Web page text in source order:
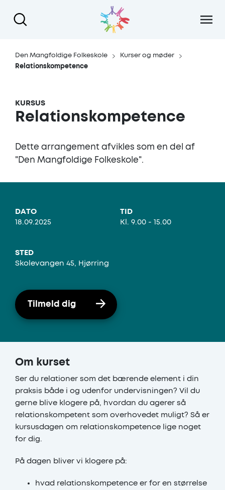
Den Mangfoldige Folkeskole
Kurser og møder
Relationskompetence
KURSUS
Relationskompetence
Dette arrangement afvikles som en del af
"Den Mangfoldige Folkeskole".
DATO
18.09.2025
TID
Kl. 9.00 - 15.00
STED
Skolevangen 45, Hjørring
Tilmeld dig
Om kurset
Ser du relationer som det bærende element i din
praksis både i og udenfor undervisningen? Vil du
gerne blive klogere på, hvordan du agerer så
relationskompetent som overhovedet muligt? Så er
kursusdagen om relationskompetence lige noget
for dig.
På dagen bliver vi klogere på:
hvad relationskompetence er for en størrelse